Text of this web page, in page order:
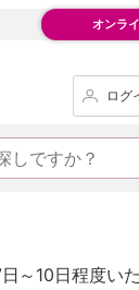
オンラ
ログ
～10日程度いた